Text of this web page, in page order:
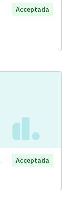
Acceptada
Acceptada